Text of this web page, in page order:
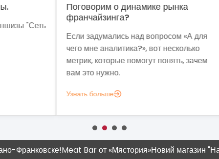
Поговорим о динамике рынка
франчайзинга?
Если задумались над вопросом «А для
чего мне аналитика?», вот несколько
метрик, которые помогут понять, зачем
вам это нужно.
Узнать больше
мы
Meat Bar от «Мястория»Новий магазин "Наш